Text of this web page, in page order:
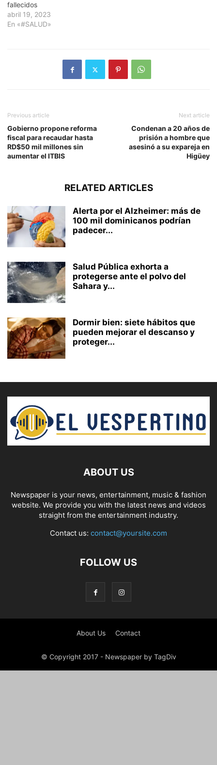
fallecidos
abril 19, 2023
En «#SALUD»
Previous article
Gobierno propone reforma
fiscal para recaudar hasta
RD$50 mil millones sin
aumentar el ITBIS
Next article
Condenan a 20 años de
prisión a hombre que
asesinó a su expareja en
Higüey
RELATED ARTICLES
Alerta por el Alzheimer: más de
100 mil dominicanos podrían
padecer...
Salud Pública exhorta a
protegerse ante el polvo del
Sahara y...
Dormir bien: siete hábitos que
pueden mejorar el descanso y
proteger...
ABOUT US
Newspaper is your news, entertainment, music & fashion
website. We provide you with the latest news and videos
straight from the entertainment industry.
Contact us: contact@yoursite.com
FOLLOW US
About Us Contact
© Copyright 2017 - Newspaper by TagDiv